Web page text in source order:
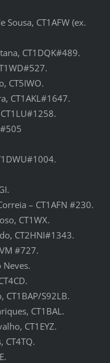
CT1AFW (ex.
CT1DQK#489.
CT5IWO.
CT1AKL#1647.
– CT1AFN #230.
CT1WX.
CT2HNI#1343.
#727.
CT1BAP/S92LB.
CT1BAL.
CT1EYZ.
CT4TQ.